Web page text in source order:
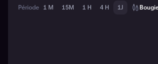
Période 1 M 15M 1 H 4 H 1J